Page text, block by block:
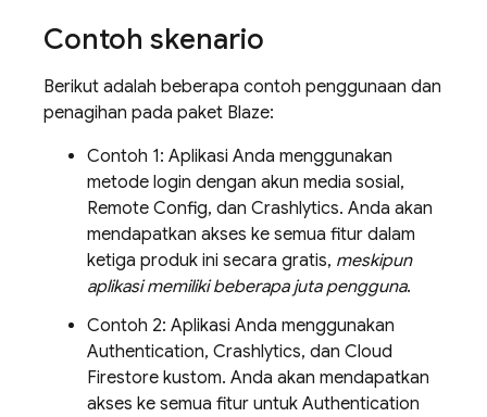
Contoh skenario
Berikut adalah beberapa contoh penggunaan dan
penagihan pada paket Blaze:
Contoh 1: Aplikasi Anda menggunakan
metode login dengan akun media sosial,
Remote Config, dan Crashlytics. Anda akan
mendapatkan akses ke semua fitur dalam
ketiga produk ini secara gratis, meskipun
aplikasi memiliki beberapa juta pengguna.
Contoh 2: Aplikasi Anda menggunakan
Authentication, Crashlytics, dan Cloud
Firestore kustom. Anda akan mendapatkan
akses ke semua fitur untuk Authentication